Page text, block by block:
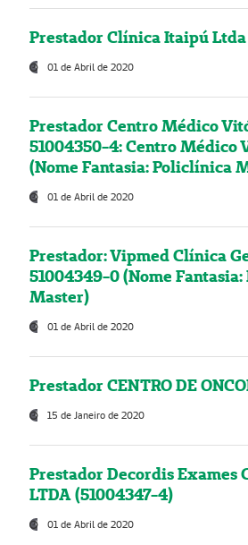
Prestador Clínica Itaipú
01 de Abril de 2020
Prestador Centro Médico
51004350-4: Centro Médico
(Nome Fantasia: Policlínica
01 de Abril de 2020
Prestador: Vipmed Clínica
51004349-0 (Nome
Master)
01 de Abril de 2020
Prestador CENTRO DE
15 de Janeiro de 2020
Prestador Decordis Exames
LTDA (51004347-4)
01 de Abril de 2020